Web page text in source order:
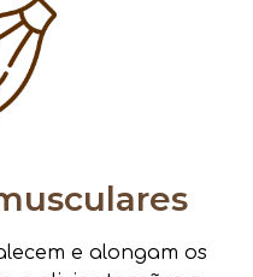
e alongam os